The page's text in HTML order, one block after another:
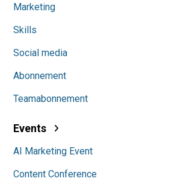
Marketing
Skills
Social media
Abonnement
Teamabonnement
Events
AI Marketing Event
Content Conference